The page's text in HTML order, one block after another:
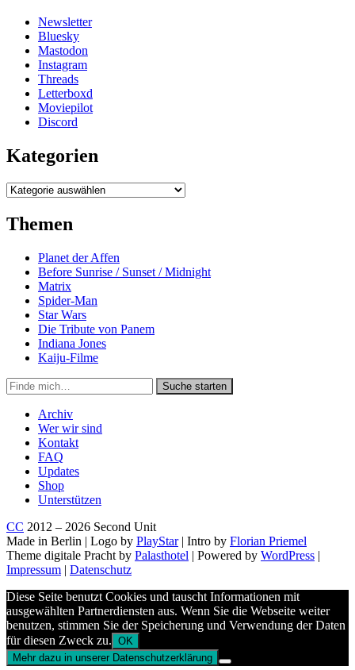
Newsletter
Bluesky
Mastodon
Instagram
Threads
Letterboxd
Moviepilot
Discord
Kategorien
Kategorien
Themen
Planet der Affen
Before Sunrise / Sunset / Midnight
Matrix
Spider-Man
Star Wars
Die Tribute von Panem
Indiana Jones
Kaiju-Filme
Suche
in
https://secondunit-
podcast.de/
Suche starten
Archiv
Wer wir sind
Kontakt
FAQ
Updates
Shop
Unterstützen
CC 2012 – 2026 Second Unit
Made in Berlin | Logo by PlayStar| Intro by Florian Priemel
Theme digitale Pracht by Palasthotel | Powered by WordPress |
Impressum | Datenschutz
Diese Seite benutzt Cookies und tauscht Informationen mit
ausgewählten Partnerdiensten aus. Wenn Sie die Webseite weiter
benutzen, stimmen Sie der Speicherung und Verwendung der Daten
für diesen Zweck zu. OK
Mehr dazu in unserer Datenschutzerklärung